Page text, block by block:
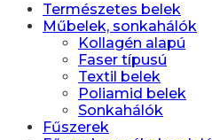
Természetes belek
Műbelek, sonkahálók
Kollagén alapú
Faser típusú
Textil belek
Poliamid belek
Sonkahálók
Fűszerek